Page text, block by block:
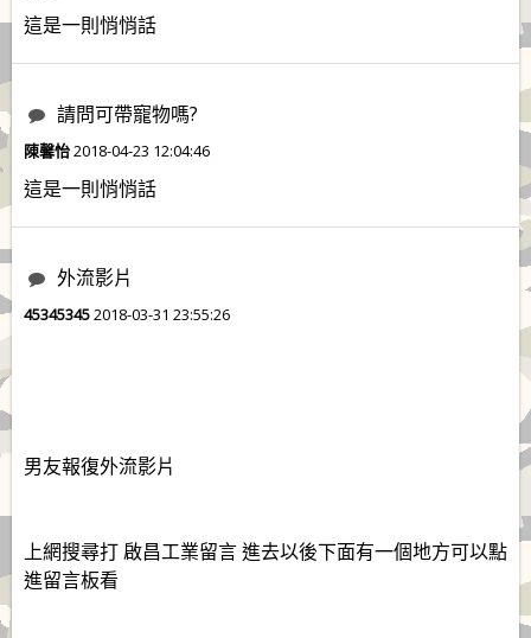
這是一則悄悄話
請問可帶寵物嗎?
陳馨怡2018-04-23 12:04:46
這是一則悄悄話
外流影片
453453452018-03-31 23:55:26
男友報復外流影片
上網搜尋打 啟昌工業留言 進去以後下面有一個地方可以點
進留言板看